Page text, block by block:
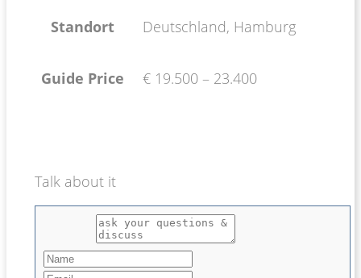
Standort Deutschland, Hamburg
Guide Price € 19.500 – 23.400
Talk about it